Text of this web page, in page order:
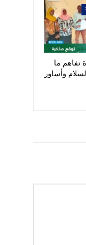
تفاهم ما
وأساور